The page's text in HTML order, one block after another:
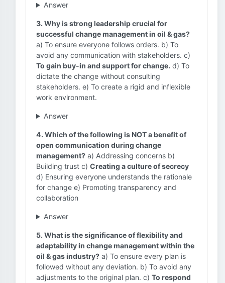
Answer
3. Why is strong leadership crucial for
successful change management in oil & gas?
a) To ensure everyone follows orders. b) To
avoid any communication with stakeholders. c)
To gain buy-in and support for change. d) To
dictate the change without consulting
stakeholders. e) To create a rigid and inflexible
work environment.
Answer
4. Which of the following is NOT a benefit of
open communication during change
management? a) Addressing concerns b)
Building trust c) Creating a culture of secrecy
d) Ensuring everyone understands the rationale
for change e) Promoting transparency and
collaboration
Answer
5. What is the significance of flexibility and
adaptability in change management within the
oil & gas industry? a) To ensure every plan is
followed without any deviation. b) To avoid any
adjustments to the original plan. c) To respond